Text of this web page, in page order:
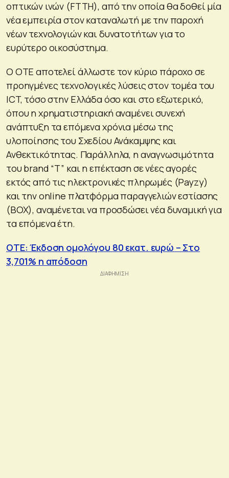
οπτικών ινών (FTTH), από την οποία θα δοθεί μία
νέα εμπειρία στον καταναλωτή με την παροχή
νέων τεχνολογιών και δυνατοτήτων για το
ευρύτερο οικοσύστημα.
O ΟΤΕ αποτελεί άλλωστε τον κύριο πάροχο σε
προηγμένες τεχνολογικές λύσεις στον τομέα του
ICT, τόσο στην Ελλάδα όσο και στο εξωτερικό,
όπου η χρηματιστηριακή αναμένει συνεχή
ανάπτυξη τα επόμενα χρόνια μέσω της
υλοποίησης του Σχεδίου Ανάκαμψης και
Ανθεκτικότητας. Παράλληλα, η αναγνωσιμότητα
του brand “T” και η επέκταση σε νέες αγορές
εκτός από τις ηλεκτρονικές πληρωμές (Payzy)
και την online πλατφόρμα παραγγελιών εστίασης
(BOX), αναμένεται να προσδώσει νέα δυναμική για
τα επόμενα έτη.
OTE: Έκδοση ομολόγου 80 εκατ. ευρώ – Στο
3,701% η απόδοση